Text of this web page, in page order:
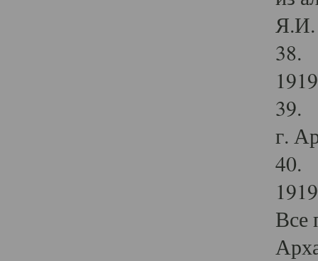
Я.И.
38.
39.
г.
40.
Все